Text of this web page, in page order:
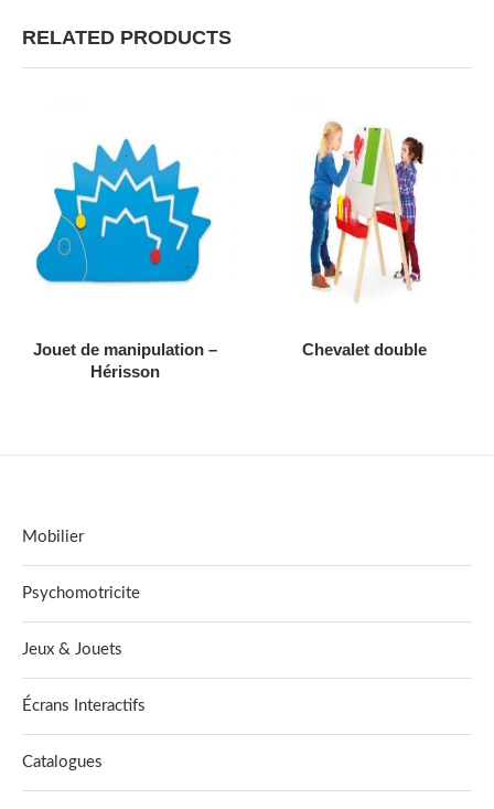
RELATED PRODUCTS
AJOUTER AU DEVIS
Jouet de manipulation –
Hérisson
AJOUTER AU DEVIS
Chevalet double
Mobilier
Psychomotricite
Jeux & Jouets
Écrans Interactifs
Catalogues